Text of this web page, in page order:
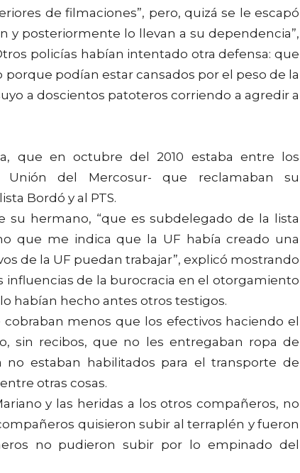
de filmaciones”, pero, quizá se le escapó
y posteriormente lo llevan a su dependencia”,
policías habían intentado otra defensa: que
podían estar cansados por el peso de la
a doscientos patoteros corriendo a agredir a
que en octubre del 2010 estaba entre los
Unión del Mercosur- que reclamaban su
Bordó y al PTS.
su hermano, “que es subdelegado de la lista
que me indica que la UF había creado una
de la UF puedan trabajar”, explicó mostrando
de la burocracia en el otorgamiento
habían hecho antes otros testigos.
menos que los efectivos haciendo el
sin recibos, que no les entregaban ropa de
estaban habilitados para el transporte de
otras cosas.
y las heridas a los otros compañeros, no
quisieron subir al terraplén y fueron
no pudieron subir por lo empinado del